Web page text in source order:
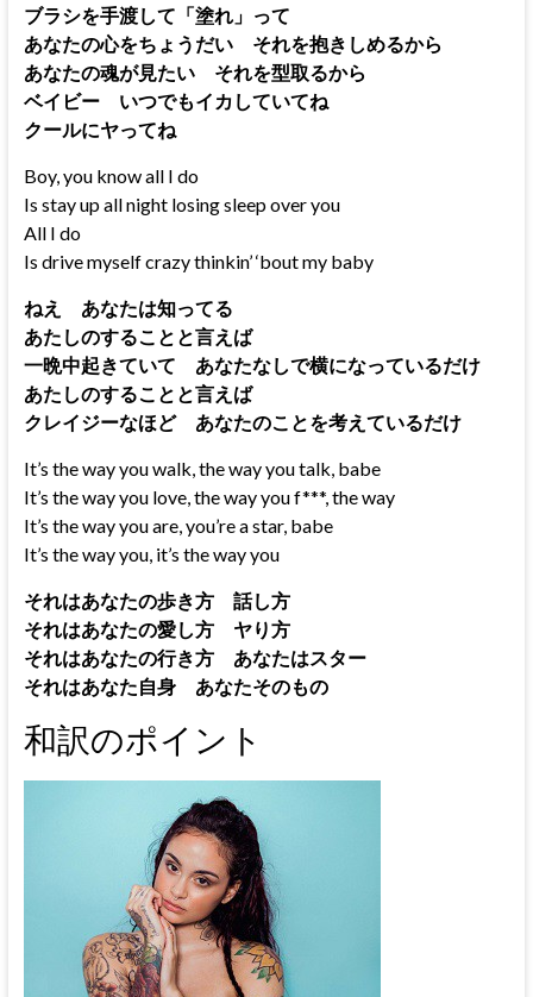
ブラシを手渡して「塗れ」って
あなたの心をちょうだい それを抱きしめるから
あなたの魂が見たい それを型取るから
ベイビー いつでもイカしていてね
クールにヤってね
Boy, you know all I do
Is stay up all night losing sleep over you
All I do
Is drive myself crazy thinkin’ ‘bout my baby
ねえ あなたは知ってる
あたしのすることと言えば
一晩中起きていて あなたなしで横になっているだけ
あたしのすることと言えば
クレイジーなほど あなたのことを考えているだけ
It’s the way you walk, the way you talk, babe
It’s the way you love, the way you f***, the way
It’s the way you are, you’re a star, babe
It’s the way you, it’s the way you
それはあなたの歩き方 話し方
それはあなたの愛し方 ヤり方
それはあなたの行き方 あなたはスター
それはあなた自身 あなたそのもの
和訳のポイント